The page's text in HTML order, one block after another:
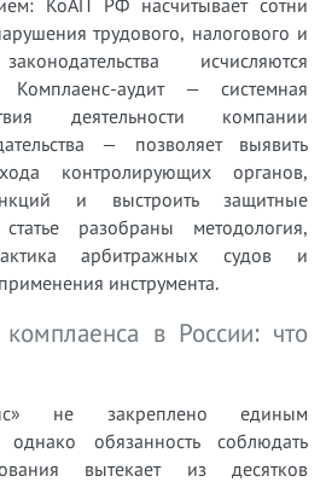
трудового, налогового и
исчисляются
аудит — системная
деятельности компании
— позволяет выявить
контролирующих органов,
и выстроить защитные
разобраны методология,
арбитражных судов и
инструмента.
в России: что
не закреплено единым
обязанность соблюдать
вытекает из десятков